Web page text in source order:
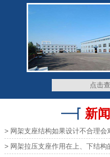
网架钢铰支座
网架橡胶支座
点击
新
> 网架支座结构如果设计不合理
> 网架拉压支座作用在上、下结构